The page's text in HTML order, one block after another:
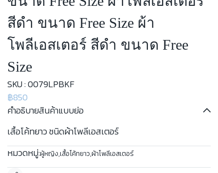
สีดำ ขนาด Free Size ผ้า
โพลีเอสเตอร์ สีดำ ขนาด Free
Size
SKU : 0079LPBKF
฿850
คำอธิบายสินค้าแบบย่อ
เสื้อโค้ทยาว ชนิดผ้าโพลีเอสเตอร์
หมวดหมู่:ผู้หญิง,เสื้อโค้ทยาว,ผ้าโพลีเอสเตอร์